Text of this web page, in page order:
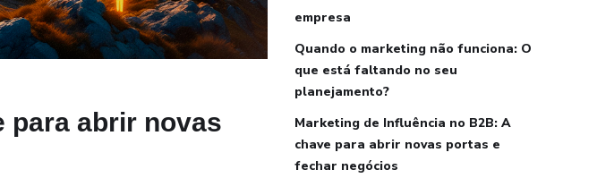
para abrir novas
empresa
Quando o marketing não funciona: O
que está faltando no seu
planejamento?
Marketing de Influência no B2B: A
chave para abrir novas portas e
fechar negócios